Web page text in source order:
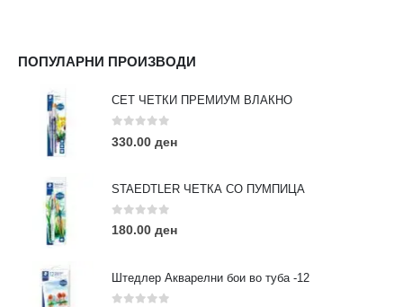
ПОПУЛАРНИ ПРОИЗВОДИ
СЕТ ЧЕТКИ ПРЕМИУМ ВЛАКНО
0 out of 5
330.00 ден
STAEDTLER ЧЕТКА СО ПУМПИЦА
0 out of 5
180.00 ден
Штедлер Акварелни бои во туба -12